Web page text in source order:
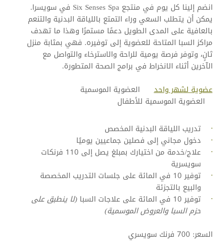
انضم إلينا كل يوم في منتجع Six Senses Spa في سويسرا.
يمكن أن يتطلب السعي وراء التمتع باللياقة البدنية والتنعم
بالعافية على المدى الطويل دعمًا مستمرًا وهذا ما تهدف
مراكز السبا المتاحة للعضوية إلى توفيره. فهي بمثابة منزل
ثانٍ، وتوفر فرصة يومية للراحة والاسترخاء والتواصل مع
الآخرين أثناء الانخراط في برامج الصحة المتطورة.
عضوية لشهر واحد
العضوية الموسمية
العضوية الموسمية للأطفال
تدريب اللياقة البدنية المخصص
دخول مجاني إلى فصلين جماعيين يوميًا
علاج/خدمة من اختيارك بمبلغ يصل إلى 110 فرنكات
سويسرية
توفير 10 في المائة على جلسات التدريب المخصصة
والبيع بالتجزئة
توفير 10 في المائة على علاجات السبا
(لا ينطبق على
حزم السبا والعروض الموسمية)
السعر: 700 فرنك سويسري